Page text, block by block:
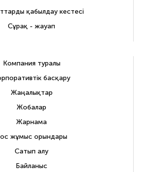
қабылдау кестесі
Сұрақ - жауап
Компания туралы
басқару
Жаңалықтар
Жобалар
Жарнама
жұмыс орындары
Сатып алу
Байланыс